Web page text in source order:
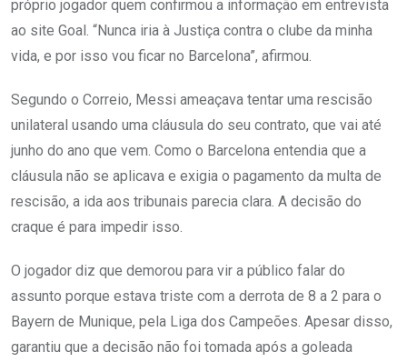
próprio jogador quem confirmou a informação em entrevista
ao site Goal. “Nunca iria à Justiça contra o clube da minha
vida, e por isso vou ficar no Barcelona”, afirmou.
Segundo o Correio, Messi ameaçava tentar uma rescisão
unilateral usando uma cláusula do seu contrato, que vai até
junho do ano que vem. Como o Barcelona entendia que a
cláusula não se aplicava e exigia o pagamento da multa de
rescisão, a ida aos tribunais parecia clara. A decisão do
craque é para impedir isso.
O jogador diz que demorou para vir a público falar do
assunto porque estava triste com a derrota de 8 a 2 para o
Bayern de Munique, pela Liga dos Campeões. Apesar disso,
garantiu que a decisão não foi tomada após a goleada